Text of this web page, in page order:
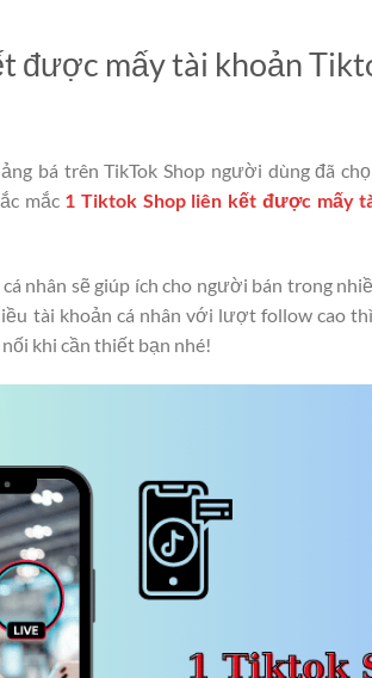
được mấy tài khoản
bá trên TikTok Shop người dùng đã
mắc 1 Tiktok Shop liên kết được mấy
nhân sẽ giúp ích cho người bán trong
tài khoản cá nhân với lượt follow cao
khi cần thiết bạn nhé!